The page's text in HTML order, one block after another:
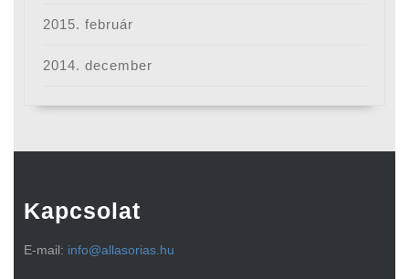
2015. február
2014. december
Kapcsolat
E-mail: info@allasorias.hu